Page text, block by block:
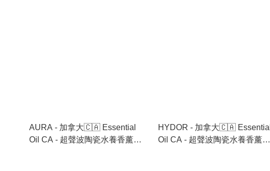
AURA - 加拿大🇨🇦 Essential
Oil CA - 超聲波陶瓷水養香薰機
HYDOR - 加拿大🇨🇦 Essential
Oil CA - 超聲波陶瓷水養香薰機